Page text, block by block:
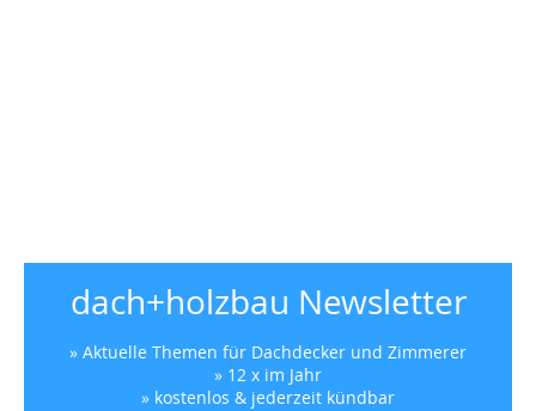
dach+holzbau Newsletter
» Aktuelle Themen für Dachdecker und Zimmerer
» 12 x im Jahr
» kostenlos & jederzeit kündbar